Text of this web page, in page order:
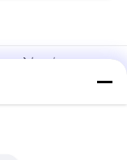
μόνωσης
σύρμα TIW
TIW